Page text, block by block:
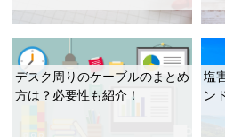
デスク周りのケーブルのまとめ
方は？必要性も紹介！
塩
ン